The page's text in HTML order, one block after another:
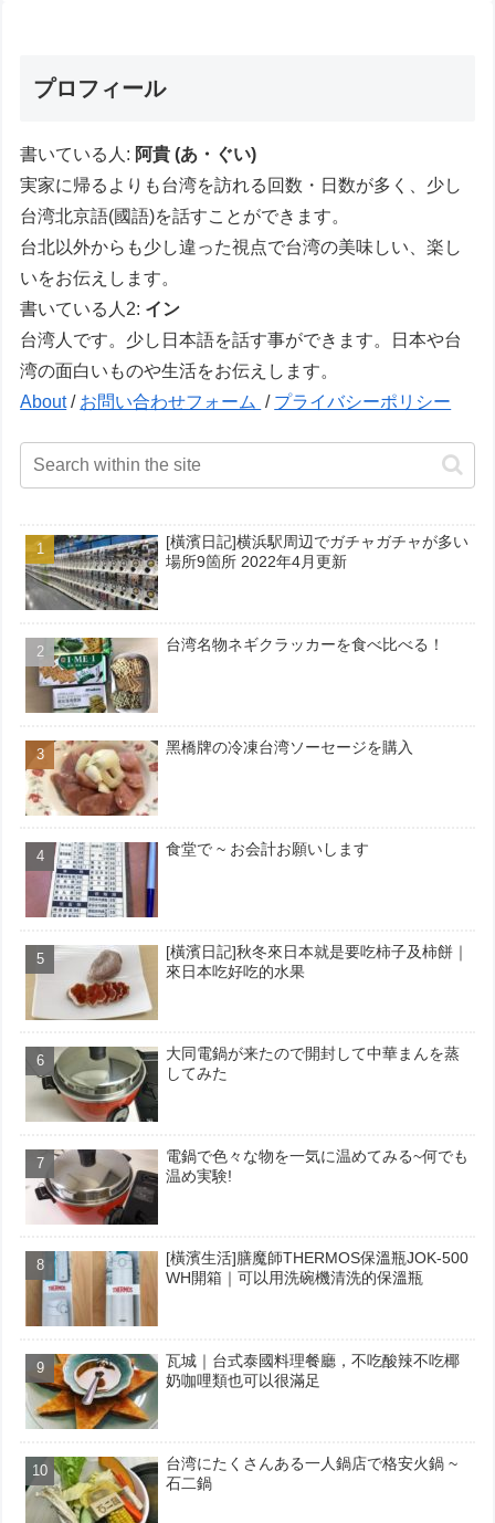
プロフィール
書いている人: 阿貴 (あ・ぐい)
実家に帰るよりも台湾を訪れる回数・日数が多く、少し
台湾北京語(國語)を話すことができます。
台北以外からも少し違った視点で台湾の美味しい、楽し
いをお伝えします。
書いている人2: イン
台湾人です。少し日本語を話す事ができます。日本や台
湾の面白いものや生活をお伝えします。
About/ お問い合わせフォーム / プライバシーポリシー
[橫濱日記]横浜駅周辺でガチャガチャが多い
場所9箇所 2022年4月更新
台湾名物ネギクラッカーを食べ比べる！
黑橋牌の冷凍台湾ソーセージを購入
食堂で ~ お会計お願いします
[橫濱日記]秋冬來日本就是要吃柿子及柿餅｜
來日本吃好吃的水果
大同電鍋が来たので開封して中華まんを蒸
してみた
電鍋で色々な物を一気に温めてみる~何でも
温め実験!
[橫濱生活]膳魔師THERMOS保溫瓶JOK-500
WH開箱｜可以用洗碗機清洗的保溫瓶
瓦城｜台式泰國料理餐廳，不吃酸辣不吃椰
奶咖哩類也可以很滿足
台湾にたくさんある一人鍋店で格安火鍋 ~
石二鍋